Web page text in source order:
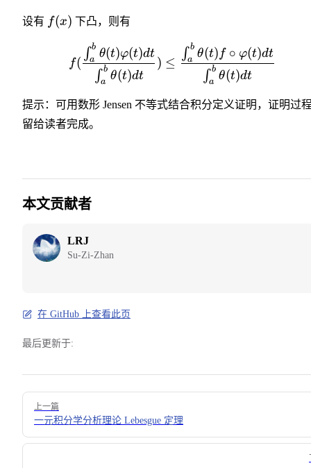
设有 f(x) 下凸，则有
f(
∫a
b
θ(t)dt
∫a
b
θ(t)φ(t)dt
) ≤
∫a
b
θ(t)dt
∫a
b
θ(t) f ∘ φ(t)dt
提示：可用数形 Jensen 不等式结合积分定义证明，证明过
留给读者完成。
本文贡献者
LRJ
Su-Zi-Zhan
在 GitHub 上查看此页
最后更新于:
Pager
上一篇
一元积分学分析理论 Lebesgue 定理